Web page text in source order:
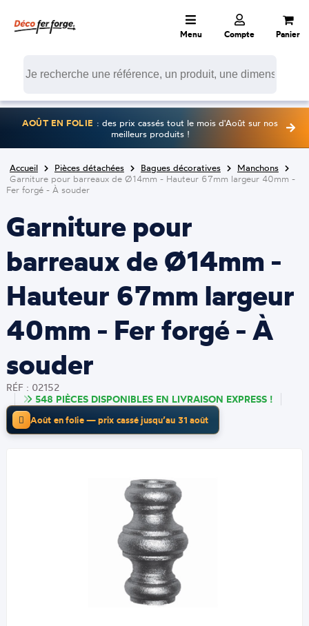
Menu Compte Panier
AOÛT EN FOLIE : des prix cassés tout le mois d'Août sur nos
meilleurs produits !
Accueil Pièces détachées Bagues décoratives
Manchons
Garniture pour barreaux de Ø14mm - Hauteur 67mm largeur 40mm -
Fer forgé - À souder
Garniture pour
barreaux de Ø14mm -
Hauteur 67mm largeur
40mm - Fer forgé - À
souder
RÉF : 02152
548 PIÈCES DISPONIBLES EN LIVRAISON EXPRESS !
Août en folie — prix cassé jusqu’au 31 août